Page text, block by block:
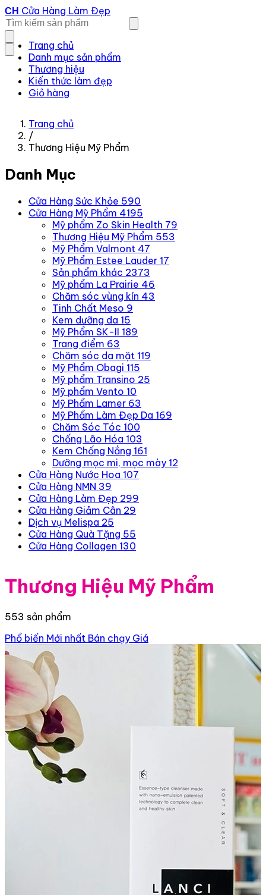
CH Cửa Hàng Làm Đẹp
Trang chủ
Danh mục sản phẩm
Thương hiệu
Kiến thức làm đẹp
Giỏ hàng
Trang chủ
/
Thương Hiệu Mỹ Phẩm
Danh Mục
Cửa Hàng Sức Khỏe 590
Cửa Hàng Mỹ Phẩm 4195
Mỹ phẩm Zo Skin Health 79
Thương Hiệu Mỹ Phẩm 553
Mỹ Phẩm Valmont 47
Mỹ Phẩm Estee Lauder 17
Sản phẩm khác 2373
Mỹ phẩm La Prairie 46
Chăm sóc vùng kín 43
Tinh Chất Meso 9
Kem dưỡng da 15
Mỹ Phẩm SK-II 189
Trang điểm 63
Chăm sóc da mặt 119
Mỹ Phẩm Obagi 115
Mỹ phẩm Transino 25
Mỹ phẩm Vento 10
Mỹ Phẩm Lamer 63
Mỹ Phẩm Làm Đẹp Da 169
Chăm Sóc Tóc 100
Chống Lão Hóa 103
Kem Chống Nắng 161
Dưỡng mọc mi, mọc mày 12
Cửa Hàng Nước Hoa 107
Cửa Hàng NMN 39
Cửa Hàng Làm Đẹp 299
Cửa Hàng Giảm Cân 29
Dịch vụ Melispa 25
Cửa Hàng Quà Tặng 55
Cửa Hàng Collagen 130
Thương Hiệu Mỹ Phẩm
553 sản phẩm
Phổ biến Mới nhất Bán chạy Giá